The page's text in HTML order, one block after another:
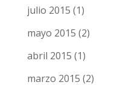
julio 2015 (1)
mayo 2015 (2)
abril 2015 (1)
marzo 2015 (2)